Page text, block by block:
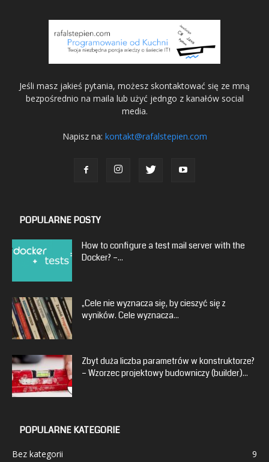
Jeśli masz jakieś pytania, możesz skontaktować się ze mną
bezpośrednio na maila lub użyć jedngo z kanałów social
media.
Napisz na: kontakt@rafalstepien.com
POPULARNE POSTY
How to configure a test mail server with the
Docker? –...
„Cele nie wyznacza się, by cieszyć się z
wyników. Cele wyznacza...
Zbyt duża liczba parametrów w konstruktorze?
– Wzorzec projektowy budowniczy (builder)...
POPULARNE KATEGORIE
Bez kategorii 9